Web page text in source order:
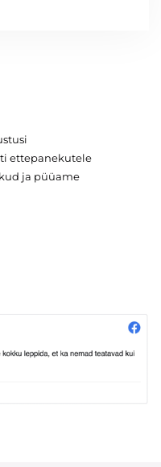
ettepanekutele
ja püüame